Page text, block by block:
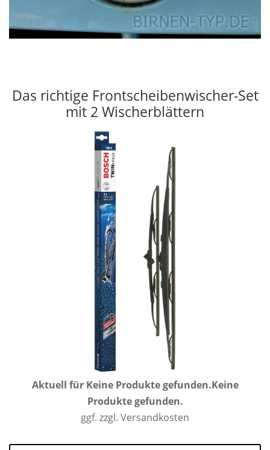
Das richtige Frontscheibenwischer-Set
mit 2 Wischerblättern
Aktuell für Keine Produkte gefunden.Keine
Produkte gefunden.
ggf. zzgl. Versandkosten